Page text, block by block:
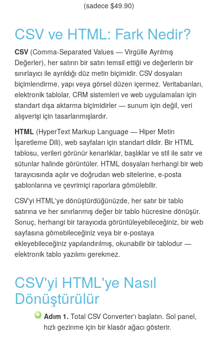
(sadece $49.90)
CSV ve HTML: Fark Nedir?
CSV (Comma-Separated Values — Virgülle Ayrılmış
Değerler), her satırın bir satırı temsil ettiği ve değerlerin bir
sınırlayıcı ile ayrıldığı düz metin biçimidir. CSV dosyaları
biçimlendirme, yapı veya görsel düzen içermez. Veritabanları,
elektronik tablolar, CRM sistemleri ve web uygulamaları için
standart dışa aktarma biçimidirler — sunum için değil, veri
alışverişi için tasarlanmışlardır.
HTML (HyperText Markup Language — Hiper Metin
İşaretleme Dili), web sayfaları için standart dildir. Bir HTML
tablosu, verileri görünür kenarlıklar, başlıklar ve stil ile satır ve
sütunlar halinde görüntüler. HTML dosyaları herhangi bir web
tarayıcısında açılır ve doğrudan web sitelerine, e-posta
şablonlarına ve çevrimiçi raporlara gömülebilir.
CSV'yi HTML'ye dönüştürdüğünüzde, her satır bir tablo
satırına ve her sınırlanmış değer bir tablo hücresine dönüşür.
Sonuç, herhangi bir tarayıcıda görüntüleyebileceğiniz, bir web
sayfasına gömebileceğiniz veya bir e-postaya
ekleyebileceğiniz yapılandırılmış, okunabilir bir tablodur —
elektronik tablo yazılımı gerekmez.
CSV'yi HTML'ye Nasıl
Dönüştürülür
Adım 1. Total CSV Converter'ı başlatın. Sol panel,
hızlı gezinme için bir klasör ağacı gösterir.